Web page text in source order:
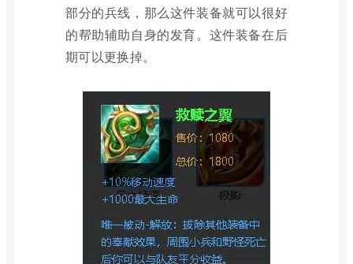
部分的兵线，那么这件装备就可以很好
的帮助辅助自身的发育。这件装备在后
期可以更换掉。